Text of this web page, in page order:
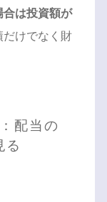
合は投資額が
だけでなく財
配当の
る